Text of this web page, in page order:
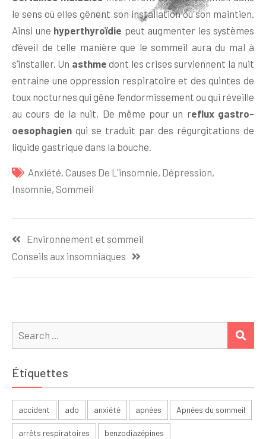
le sens où elles gênent son installation ou son maintien.
Ainsi une hyperthyroïdie peut augmenter les systèmes
d’éveil de telle manière que le sommeil aura du mal à
s’installer. Un asthme dont les crises surviennent la nuit
entraine une oppression respiratoire et des quintes de
toux nocturnes qui gêne l’endormissement ou qui réveille
au cours de la nuit. De même pour un reflux gastro-
oesophagien qui se traduit par des régurgitations de
liquide gastrique dans la bouche.
Anxiété, Causes De L'insomnie, Dépression,
Insomnie, Sommeil
Environnement et sommeil
Conseils aux insomniaques
Search
for:
Étiquettes
accident ado anxiété apnées Apnées du sommeil
arrêts respiratoires benzodiazépines